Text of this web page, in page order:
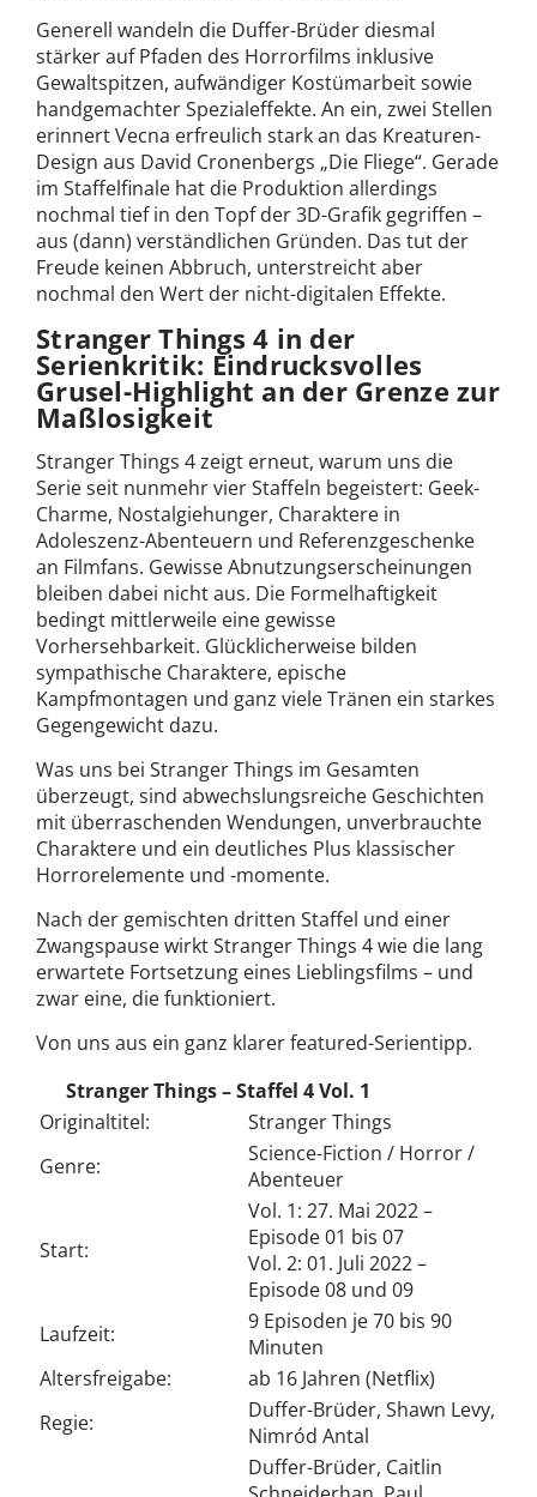
Generell wandeln die Duffer-Brüder diesmal
stärker auf Pfaden des Horrorfilms inklusive
Gewaltspitzen, aufwändiger Kostümarbeit sowie
handgemachter Spezialeffekte. An ein, zwei Stellen
erinnert Vecna erfreulich stark an das Kreaturen-
Design aus David Cronenbergs „Die Fliege“. Gerade
im Staffelfinale hat die Produktion allerdings
nochmal tief in den Topf der 3D-Grafik gegriffen –
aus (dann) verständlichen Gründen. Das tut der
Freude keinen Abbruch, unterstreicht aber
nochmal den Wert der nicht-digitalen Effekte.
Stranger Things 4 in der
Serienkritik: Eindrucksvolles
Grusel-Highlight an der Grenze zur
Maßlosigkeit
Stranger Things 4 zeigt erneut, warum uns die
Serie seit nunmehr vier Staffeln begeistert: Geek-
Charme, Nostalgiehunger, Charaktere in
Adoleszenz-Abenteuern und Referenzgeschenke
an Filmfans. Gewisse Abnutzungserscheinungen
bleiben dabei nicht aus. Die Formelhaftigkeit
bedingt mittlerweile eine gewisse
Vorhersehbarkeit. Glücklicherweise bilden
sympathische Charaktere, epische
Kampfmontagen und ganz viele Tränen ein starkes
Gegengewicht dazu.
Was uns bei Stranger Things im Gesamten
überzeugt, sind abwechslungsreiche Geschichten
mit überraschenden Wendungen, unverbrauchte
Charaktere und ein deutliches Plus klassischer
Horrorelemente und -momente.
Nach der gemischten dritten Staffel und einer
Zwangspause wirkt Stranger Things 4 wie die lang
erwartete Fortsetzung eines Lieblingsfilms – und
zwar eine, die funktioniert.
Von uns aus ein ganz klarer featured-Serientipp.
Stranger Things – Staffel 4 Vol. 1
Originaltitel:
Stranger Things
Genre:
Science-Fiction / Horror /
Abenteuer
Start:
Vol. 1: 27. Mai 2022 –
Episode 01 bis 07
Vol. 2: 01. Juli 2022 –
Episode 08 und 09
Laufzeit:
9 Episoden je 70 bis 90
Minuten
Altersfreigabe:
ab 16 Jahren (Netflix)
Regie:
Duffer-Brüder, Shawn Levy,
Nimród Antal
Duffer-Brüder, Caitlin